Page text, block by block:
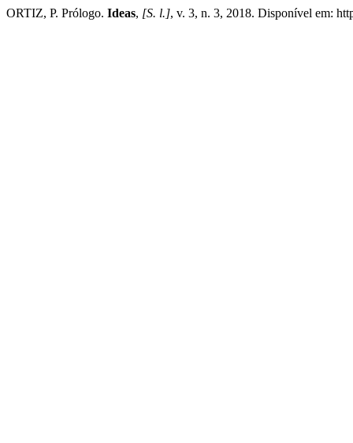
ORTIZ, P. Prólogo. Ideas, [S. l.], v. 3, n. 3, 2018. Disponível em: